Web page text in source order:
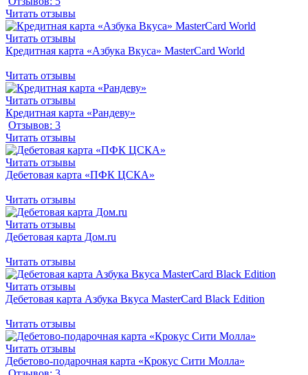
Читать отзывы
Читать отзывы
Кредитная карта «Азбука Вкуса» MasterCard World
Читать отзывы
Читать отзывы
Кредитная карта «Рандеву»
Отзывов: 3
Читать отзывы
Читать отзывы
Дебетовая карта «ПФК ЦСКА»
Читать отзывы
Читать отзывы
Дебетовая карта Дом.ru
Читать отзывы
Читать отзывы
Дебетовая карта Азбука Вкуса MasterCard Вlack Edition
Читать отзывы
Читать отзывы
Дебетово-подарочная карта «Крокус Сити Молла»